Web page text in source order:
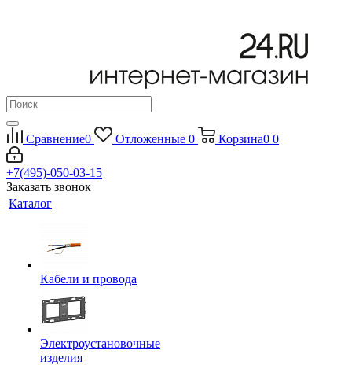
Сравнение0 Отложенные 0 Корзина0 0
+7(495)-050-03-15
Заказать звонок
Каталог
Кабели и провода
Электроустановочные
изделия